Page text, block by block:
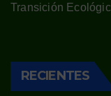
Transición
RECIENTES